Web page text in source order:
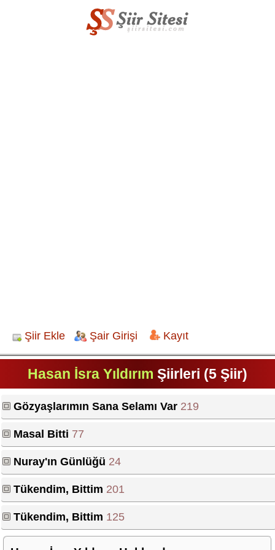
Şiir Ekle Şair Girişi Kayıt
Hasan İsra Yıldırım Şiirleri (5 Şiir)
Gözyaşlarımın Sana Selamı Var 219
Masal Bitti 77
Nuray'ın Günlüğü 24
Tükendim, Bittim 201
Tükendim, Bittim 125